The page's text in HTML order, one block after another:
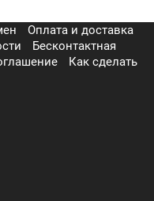
Оплата и доставка
Бесконтактная
Как сделать